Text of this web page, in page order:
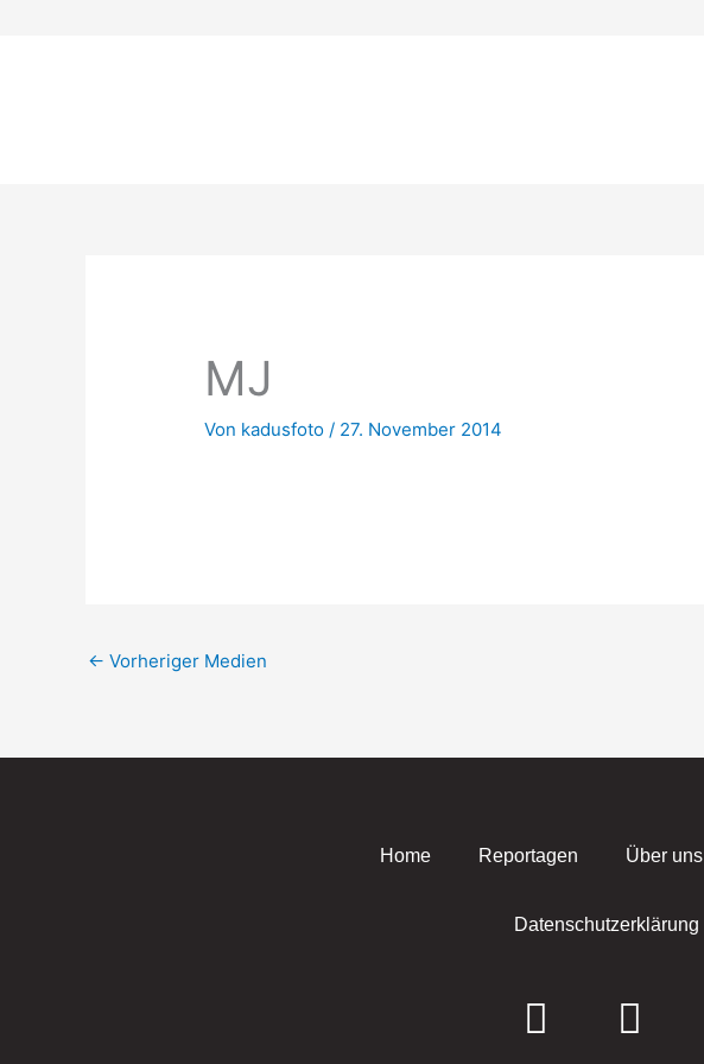
MJ
Von kadusfoto/ 27. November 2014
← Vorheriger Medien
Home Reportagen Über uns
Datenschutzerklärung
F
I